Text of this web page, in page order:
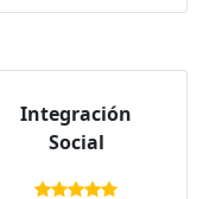
Integración
Social